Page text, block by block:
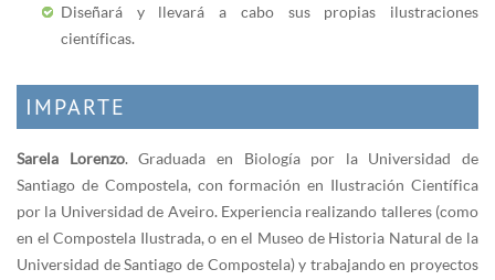
Diseñará y llevará a cabo sus propias ilustraciones
científicas.
IMPARTE
Sarela Lorenzo. Graduada en Biología por la Universidad de
Santiago de Compostela, con formación en Ilustración Científica
por la Universidad de Aveiro. Experiencia realizando talleres (como
en el Compostela Ilustrada, o en el Museo de Historia Natural de la
Universidad de Santiago de Compostela) y trabajando en proyectos